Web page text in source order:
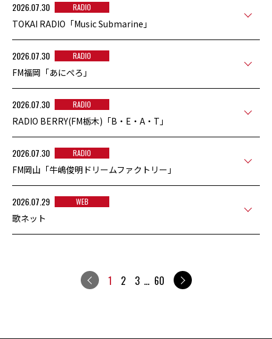
2026.07.30 RADIO
TOKAI RADIO「Music Submarine」
2026.07.30 RADIO
FM福岡「あにぺろ」
2026.07.30 RADIO
RADIO BERRY(FM栃木)「B・E・A・T」
2026.07.30 RADIO
FM岡山「牛嶋俊明ドリームファクトリー」
2026.07.29 WEB
歌ネット
< 1 2 3 … 60 >